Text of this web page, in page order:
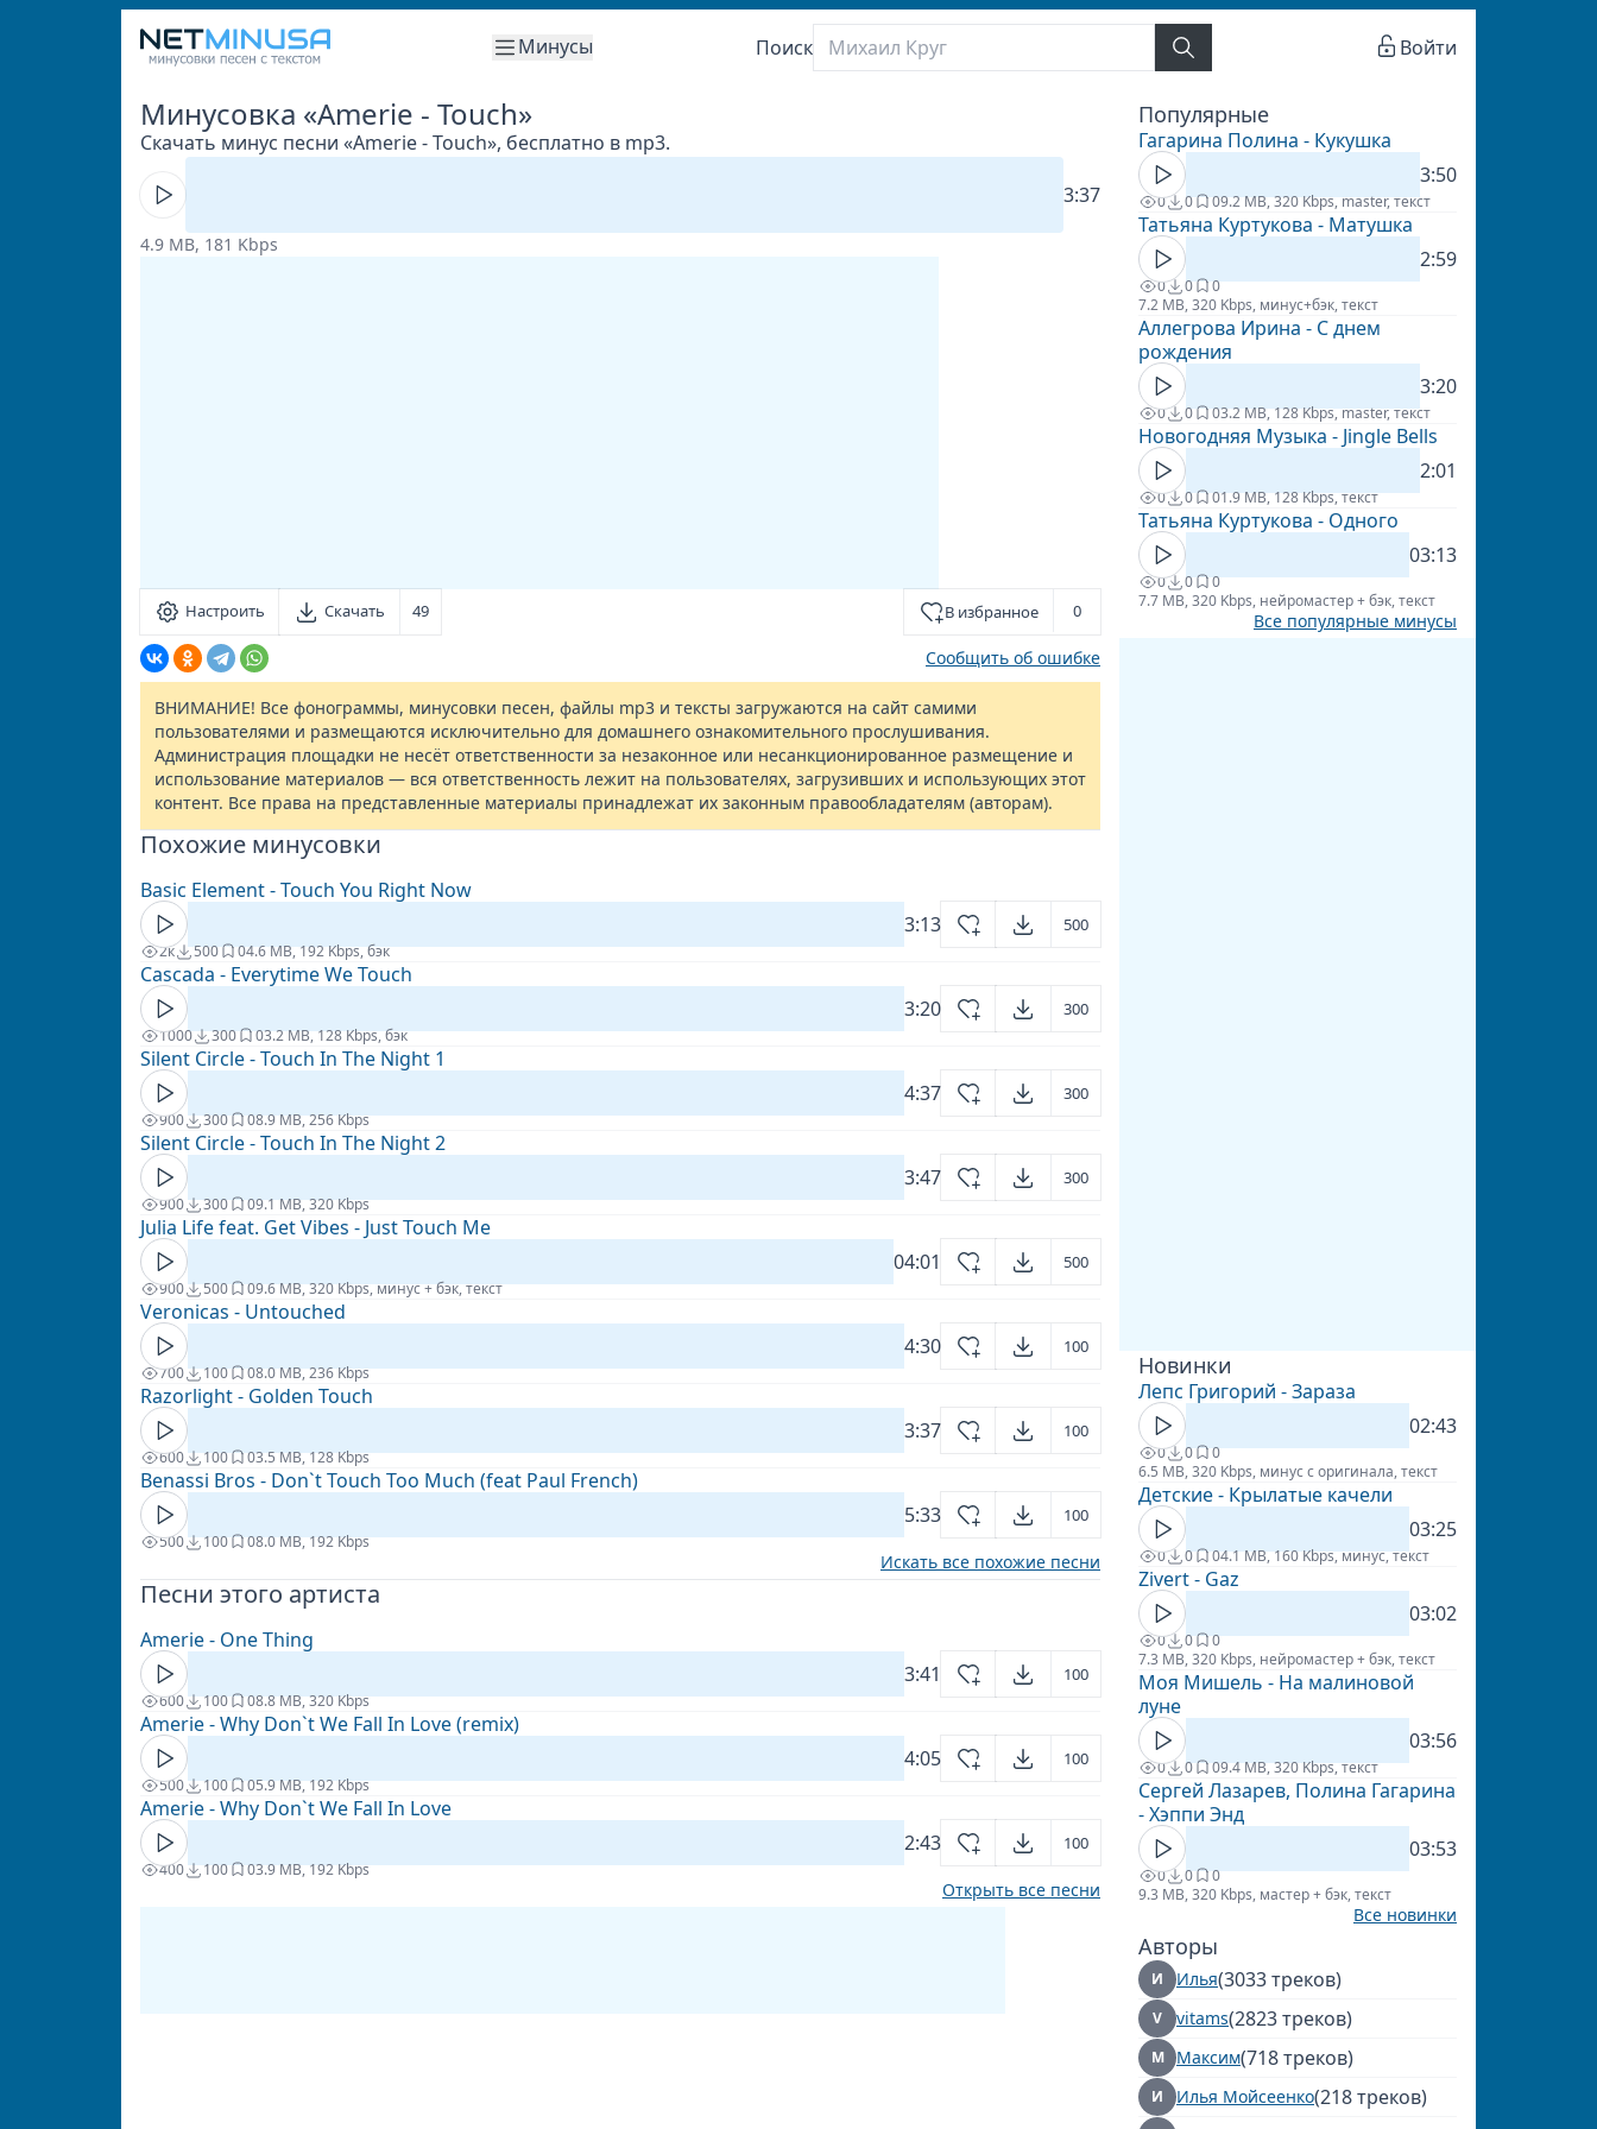
Минусы Поиск Войти
Минусовка «Amerie - Touch»
Скачать минус песни «Amerie - Touch», бесплатно в mp3.
3:37
4.9 MB, 181 Kbps
Настроить Скачать 49 В избранное 0
Сообщить об ошибке
ВНИМАНИЕ! Все фонограммы, минусовки песен, файлы mp3 и тексты загружаются на сайт самими
пользователями и размещаются исключительно для домашнего ознакомительного прослушивания.
Администрация площадки не несёт ответственности за незаконное или несанкционированное размещение и
использование материалов — вся ответственность лежит на пользователях, загрузивших и использующих этот
контент. Все права на представленные материалы принадлежат их законным правообладателям (авторам).
Похожие минусовки
Basic Element - Touch You Right Now
3:13
500
2к 500 04.6 MB, 192 Kbps, бэк
Cascada - Everytime We Touch
3:20
300
1000 300 03.2 MB, 128 Kbps, бэк
Silent Circle - Touch In The Night 1
4:37
300
900 300 08.9 MB, 256 Kbps
Silent Circle - Touch In The Night 2
3:47
300
900 300 09.1 MB, 320 Kbps
Julia Life feat. Get Vibes - Just Touch Me
04:01
500
900 500 09.6 MB, 320 Kbps, минус + бэк, текст
Veronicas - Untouched
4:30
100
700 100 08.0 MB, 236 Kbps
Razorlight - Golden Touch
3:37
100
600 100 03.5 MB, 128 Kbps
Benassi Bros - Don`t Touch Too Much (feat Paul French)
5:33
100
500 100 08.0 MB, 192 Kbps
Искать все похожие песни
Песни этого артиста
Amerie - One Thing
3:41
100
600 100 08.8 MB, 320 Kbps
Amerie - Why Don`t We Fall In Love (remix)
4:05
100
500 100 05.9 MB, 192 Kbps
Amerie - Why Don`t We Fall In Love
2:43
100
400 100 03.9 MB, 192 Kbps
Открыть все песни
Популярные
Гагарина Полина - Кукушка
3:50
0 0 09.2 MB, 320 Kbps, master, текст
Татьяна Куртукова - Матушка
2:59
0 0
0
7.2 MB, 320 Kbps, минус+бэк, текст
Аллегрова Ирина - С днем
рождения
3:20
0 0 03.2 MB, 128 Kbps, master, текст
Новогодняя Музыка - Jingle Bells
2:01
0 0 01.9 MB, 128 Kbps, текст
Татьяна Куртукова - Одного
03:13
0 0
0
7.7 MB, 320 Kbps, нейромастер + бэк, текст
Все популярные минусы
Новинки
Лепс Григорий - Зараза
02:43
0 0
0
6.5 MB, 320 Kbps, минус с оригинала, текст
Детские - Крылатые качели
03:25
0 0 04.1 MB, 160 Kbps, минус, текст
Zivert - Gaz
03:02
0 0
0
7.3 MB, 320 Kbps, нейромастер + бэк, текст
Моя Мишель - На малиновой
луне
03:56
0 0 09.4 MB, 320 Kbps, текст
Сергей Лазарев, Полина Гагарина
- Хэппи Энд
03:53
0 0
0
9.3 MB, 320 Kbps, мастер + бэк, текст
Все новинки
Авторы
И Илья(3033 треков)
V vitams(2823 треков)
М Максим(718 треков)
И Илья Мойсеенко(218 треков)